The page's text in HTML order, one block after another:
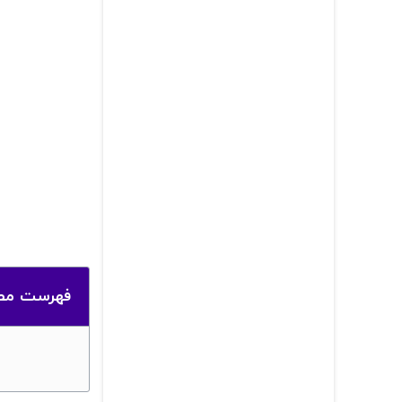
فهرست